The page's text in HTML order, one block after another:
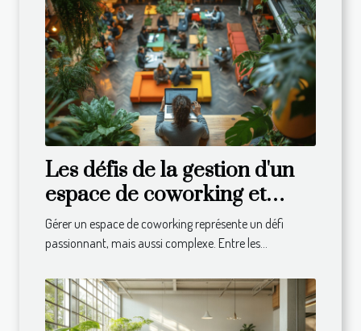
Les défis de la gestion d'un
espace de coworking et
comment les surmonter
Gérer un espace de coworking représente un défi
passionnant, mais aussi complexe. Entre les...